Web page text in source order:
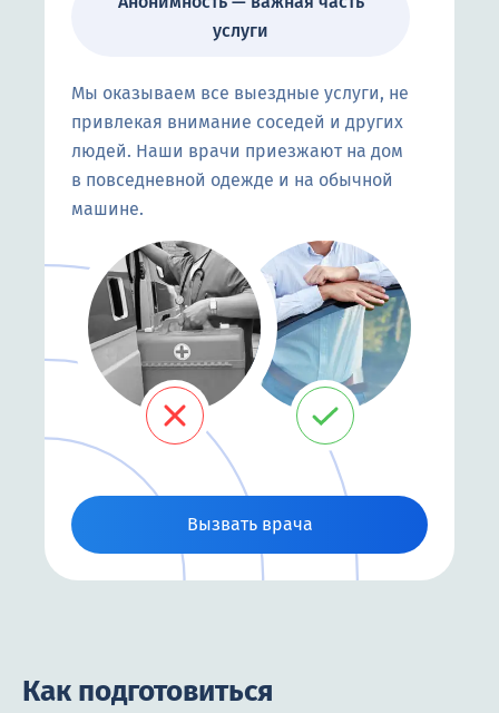
услуги
Мы оказываем все выездные услуги, не
привлекая внимание соседей и других
людей. Наши врачи приезжают на дом
в повседневной одежде и на обычной
машине.
Вызвать врача
Как подготовиться